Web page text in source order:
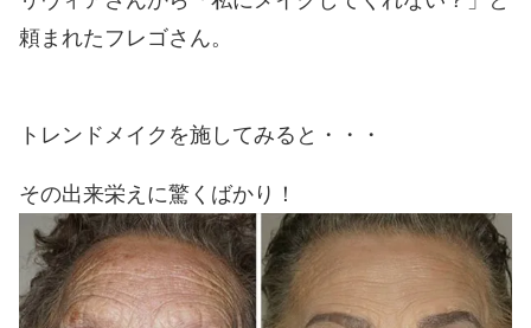
頼まれたフレゴさん。
トレンドメイクを施してみると・・・
その出来栄えに驚くばかり！